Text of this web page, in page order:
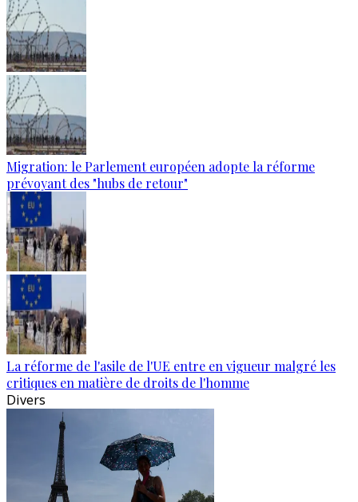
Migration: le Parlement européen adopte la réforme
prévoyant des "hubs de retour"
La réforme de l'asile de l'UE entre en vigueur malgré les
critiques en matière de droits de l'homme
Divers